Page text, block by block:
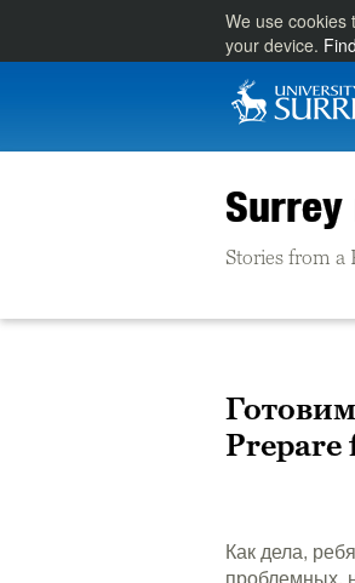
We use cookies
your device.
Surrey
Stories from a
Prepare
Как дела,